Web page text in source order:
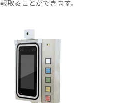
取ることができます。